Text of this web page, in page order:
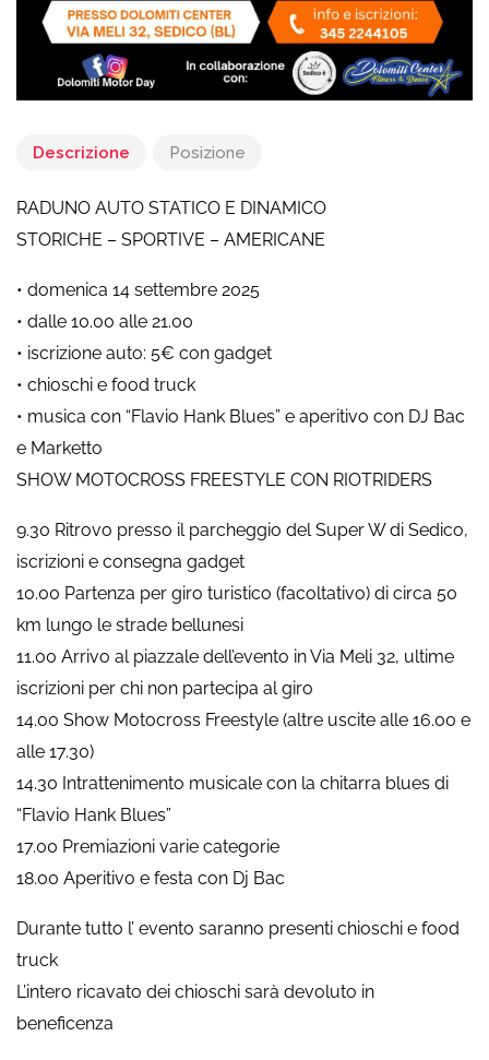
Descrizione Posizione
RADUNO AUTO STATICO E DINAMICO
STORICHE – SPORTIVE – AMERICANE
• domenica 14 settembre 2025
• dalle 10.00 alle 21.00
• iscrizione auto: 5€ con gadget
• chioschi e food truck
• musica con “Flavio Hank Blues” e aperitivo con DJ Bac
e Marketto
SHOW MOTOCROSS FREESTYLE CON RIOTRIDERS
9.30 Ritrovo presso il parcheggio del Super W di Sedico,
iscrizioni e consegna gadget
10.00 Partenza per giro turistico (facoltativo) di circa 50
km lungo le strade bellunesi
11.00 Arrivo al piazzale dell’evento in Via Meli 32, ultime
iscrizioni per chi non partecipa al giro
14.00 Show Motocross Freestyle (altre uscite alle 16.00 e
alle 17.30)
14.30 Intrattenimento musicale con la chitarra blues di
“Flavio Hank Blues”
17.00 Premiazioni varie categorie
18.00 Aperitivo e festa con Dj Bac
Durante tutto l’ evento saranno presenti chioschi e food
truck
L’intero ricavato dei chioschi sarà devoluto in
beneficenza